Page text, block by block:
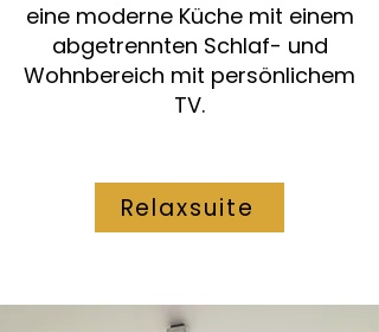
eine moderne Küche mit einem
abgetrennten Schlaf- und
Wohnbereich mit persönlichem
TV.
Relaxsuite